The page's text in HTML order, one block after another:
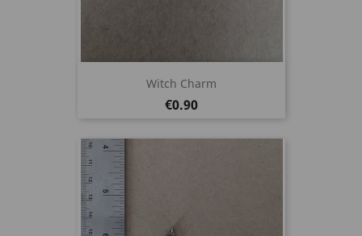
Witch Charm
Price
€0.90